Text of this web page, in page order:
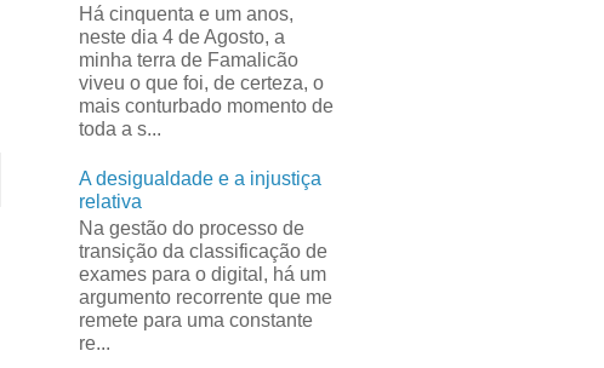
Há cinquenta e um anos,
neste dia 4 de Agosto, a
minha terra de Famalicão
viveu o que foi, de certeza, o
mais conturbado momento de
toda a s...
A desigualdade e a injustiça
relativa
Na gestão do processo de
transição da classificação de
exames para o digital, há um
argumento recorrente que me
remete para uma constante
re...